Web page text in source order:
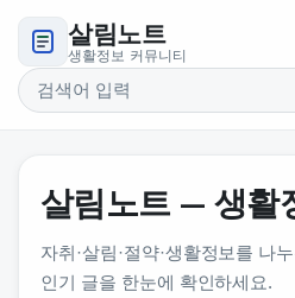
살림노트
생활정보 커뮤니티
검색어
살림노트 — 생활
자취·살림·절약·생활정보를 나
인기 글을 한눈에 확인하세요.